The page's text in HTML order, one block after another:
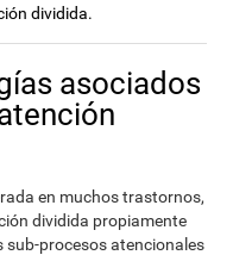
dividida.
asociados
en muchos trastornos,
dividida propiamente
sub-procesos atencionales